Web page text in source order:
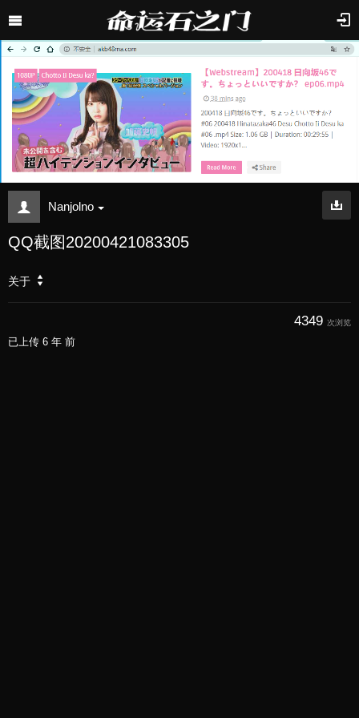
Nanjolno
QQ截图20200421083305
关于
4349 次浏览
已上传 6 年 前